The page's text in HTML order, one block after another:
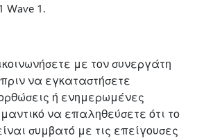
Wave 1.
με τον συνεργάτη
να εγκαταστήσετε
ή ενημερωμένες
να επαληθεύσετε ότι το
συμβατό με τις επείγουσες